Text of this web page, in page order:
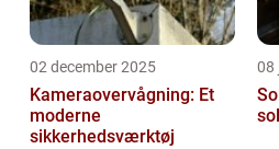
02 december 2025
Kameraovervågning: Et
moderne
sikkerhedsværktøj
08